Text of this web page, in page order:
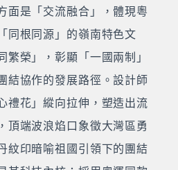
面是「交流融合」，體現粵
同根同源」的嶺南特色文
繁榮」，彰顯「一國兩制」
結協作的發展路徑。設計師
禮花」縱向拉伸，塑造出流
頂端波浪焰口象徵大灣區勇
紋印暗喻祖國引領下的團結